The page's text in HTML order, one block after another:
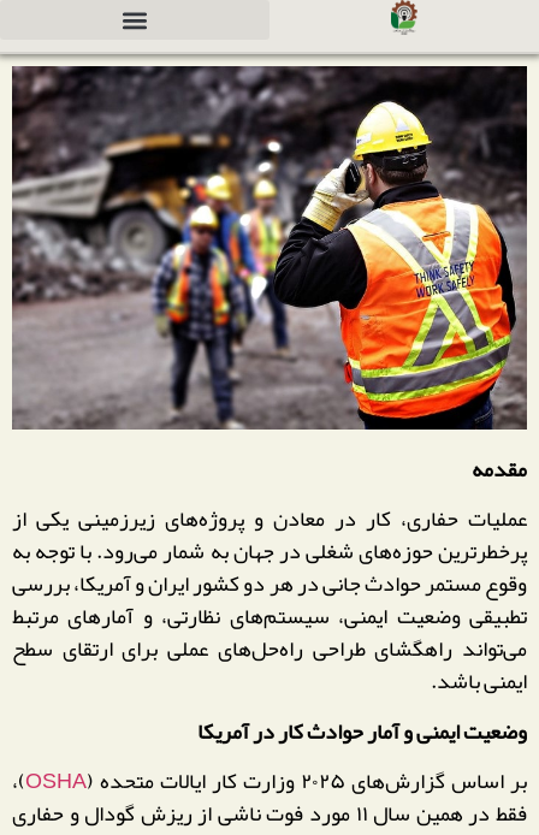
مقدمه
عملیات حفاری، کار در معادن و پروژه‌های زیرزمینی یکی از
پرخطرترین حوزه‌های شغلی در جهان به شمار می‌رود. با توجه به
وقوع مستمر حوادث جانی در هر دو کشور ایران و آمریکا، بررسی
تطبیقی وضعیت ایمنی، سیستم‌های نظارتی، و آمارهای مرتبط
می‌تواند راهگشای طراحی راه‌حل‌های عملی برای ارتقای سطح
ایمنی باشد.
وضعیت ایمنی و آمار حوادث کار در آمریکا
بر اساس گزارش‌های ۲۰۲۵ وزارت کار ایالات متحده (
OSHA)،
فقط در همین سال ۱۱ مورد فوت ناشی از ریزش گودال و حفاری